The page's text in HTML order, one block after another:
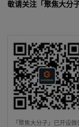
敬请关注「聚焦大分
「聚焦大分子」已开设微